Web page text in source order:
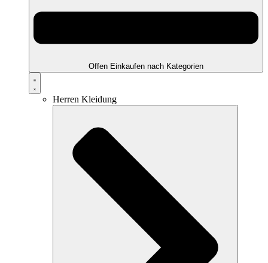
Offen Einkaufen nach Kategorien
Herren Kleidung